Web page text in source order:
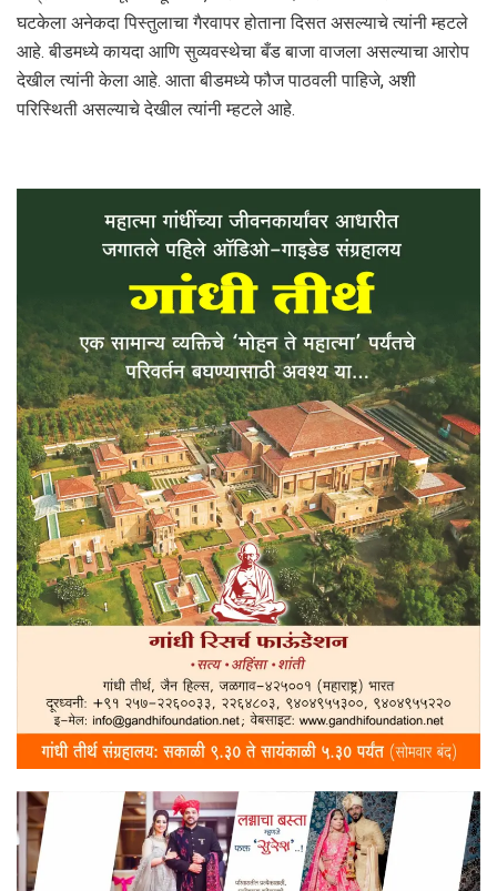
घटकेला अनेकदा पिस्तुलाचा गैरवापर होताना दिसत असल्याचे त्यांनी म्हटले
आहे. बीडमध्ये कायदा आणि सुव्यवस्थेचा बँड बाजा वाजला असल्याचा आरोप
देखील त्यांनी केला आहे. आता बीडमध्ये फौज पाठवली पाहिजे, अशी
परिस्थिती असल्याचे देखील त्यांनी म्हटले आहे.